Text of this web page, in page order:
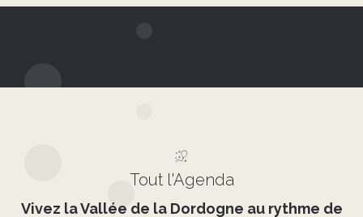
Tout l'Agenda
Vivez la Vallée de la Dordogne au rythme de